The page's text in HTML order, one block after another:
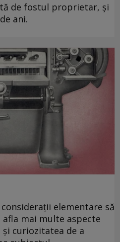
de fostul proprietar, și
ani.
elementare să
mai multe aspecte
curiozitatea de a